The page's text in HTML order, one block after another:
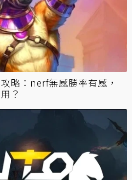
略：nerf無感勝率有感，
？